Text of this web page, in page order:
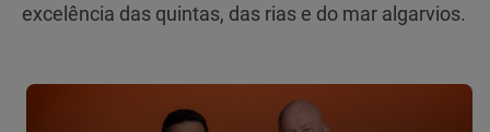
excelência das quintas, das rias e do mar algarvios.